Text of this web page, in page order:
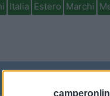
Italia Estero Marchi